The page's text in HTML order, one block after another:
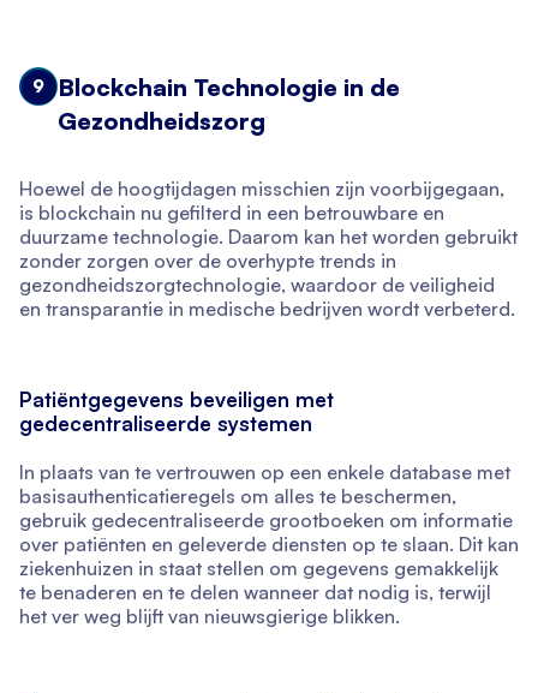
9
Blockchain Technologie in de
Gezondheidszorg
Hoewel de hoogtijdagen misschien zijn voorbijgegaan,
is blockchain nu gefilterd in een betrouwbare en
duurzame technologie. Daarom kan het worden gebruikt
zonder zorgen over de overhypte trends in
gezondheidszorgtechnologie, waardoor de veiligheid
en transparantie in medische bedrijven wordt verbeterd.
Patiëntgegevens beveiligen met
gedecentraliseerde systemen
In plaats van te vertrouwen op een enkele database met
basisauthenticatieregels om alles te beschermen,
gebruik gedecentraliseerde grootboeken om informatie
over patiënten en geleverde diensten op te slaan. Dit kan
ziekenhuizen in staat stellen om gegevens gemakkelijk
te benaderen en te delen wanneer dat nodig is, terwijl
het ver weg blijft van nieuwsgierige blikken.